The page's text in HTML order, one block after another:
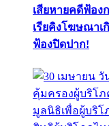
เสียหายคดีฟ้อง
เรียคิงโฆษณาเ
ฟ้องปิดปาก!